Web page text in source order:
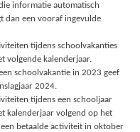
informatie automatisch
dan een vooraf ingevulde
tijdens schoolvakanties
volgende kalenderjaar.
schoolvakantie in 2023 geef
2024.
tijdens een schooljaar
kalenderjaar volgend op het
betaalde activiteit in oktober